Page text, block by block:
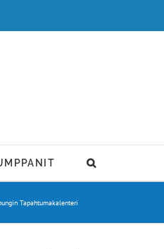
Tapahtumakalenteri